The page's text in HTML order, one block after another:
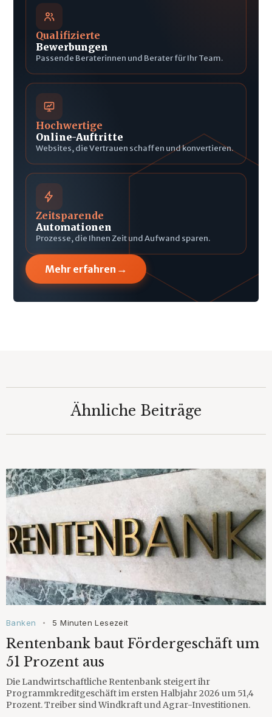
Qualifizierte
Bewerbungen
Passende Beraterinnen und Berater für Ihr Team.
Hochwertige
Online-Auftritte
Websites, die Vertrauen schaffen und konvertieren.
Zeitsparende
Automationen
Prozesse, die Ihnen Zeit und Aufwand sparen.
Mehr erfahren →
Ähnliche Beiträge
Banken • 5 Minuten Lesezeit
Rentenbank baut Fördergeschäft um
51 Prozent aus
Die Landwirtschaftliche Rentenbank steigert ihr
Programmkreditgeschäft im ersten Halbjahr 2026 um 51,4
Prozent. Treiber sind Windkraft und Agrar-Investitionen.